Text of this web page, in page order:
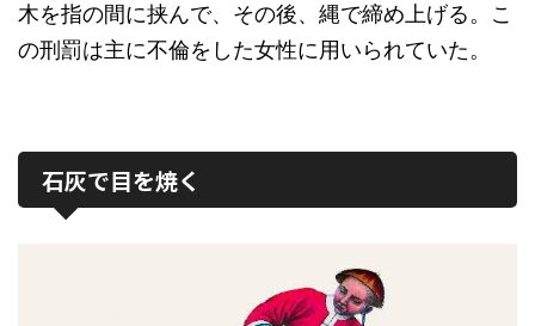
木を指の間に挟んで、その後、縄で締め上げる。こ
の刑罰は主に不倫をした女性に用いられていた。
石灰で目を焼く